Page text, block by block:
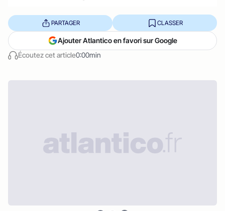
Écoutez cet article0:00min
PARTAGER CLASSER
Ajouter Atlantico en favori sur Google